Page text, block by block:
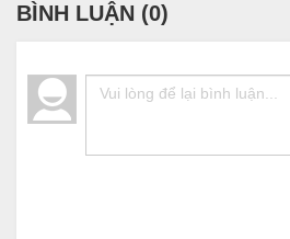
BÌNH LUẬN (0)